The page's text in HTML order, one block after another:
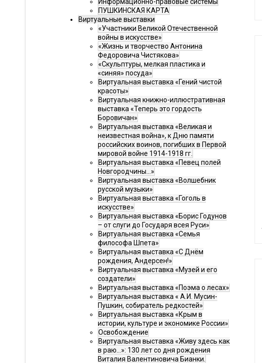
ПУШКИНСКАЯ КАРТА
Виртуальные выставки
«Участники Великой Отечественной
войны в искусстве»
«Жизнь и творчество Антонина
Федоровича Чистякова»
«Скульптуры, мелкая пластика и
«синяя» посуда»
Виртуальная выставка «Гений чистой
красоты»
Виртуальная книжно-иллюстративная
выставка «Теперь это гордость
Боровичан»
Виртуальная выставка «Великая и
неизвестная война», к Дню памяти
российских воинов, погибших в Первой
мировой войне 1914-1918 гг.
Виртуальная выставка «Певец полей
Новгородчины…»
Виртуальная выставка «Волшебник
русской музыки»
Виртуальная выставка «Гоголь в
искусстве»
Виртуальная выставка «Борис Годунов
– от слуги до Государя всея Руси»
Виртуальная выставка «Семья
философа Шпета»
Виртуальная выставка «С Днём
рождения, Андерсен!»
Виртуальная выставка «Музей и его
создатели»
Виртуальная выставка «Поэма о лесах»
Виртуальная выставка « А.И. Мусин-
Пушкин, собиратель редкостей»
Виртуальная выставка «Крым в
истории, культуре и экономике России»
Освобождение
Виртуальная выставка «Живу здесь как
в раю…»: 130 лет со дня рождения
Виталия Валентиновича Бианки.